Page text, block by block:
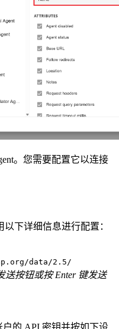
。您需要配置它以连接
下详细信息进行配置：
data/2.5/
送按钮或按 Enter 键发送
户的 API 密钥并按如下设